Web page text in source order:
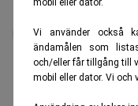
mobil eller dator.
Vi använder också
ändamålen som
och/eller får tillgång till
mobil eller dator. Vi och
Johan
Colliander